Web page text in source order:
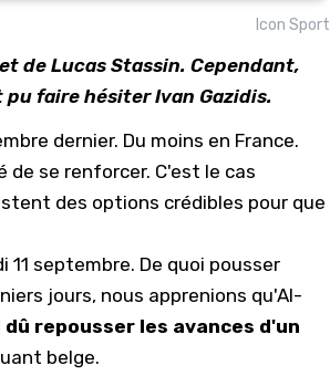
Icon Sport
de Lucas Stassin. Cependant,
faire hésiter Ivan Gazidis.
dernier. Du moins en France.
de se renforcer. C'est le cas
des options crédibles pour que
septembre. De quoi pousser
jours, nous apprenions qu'Al-
dû repousser les avances d'un
belge.